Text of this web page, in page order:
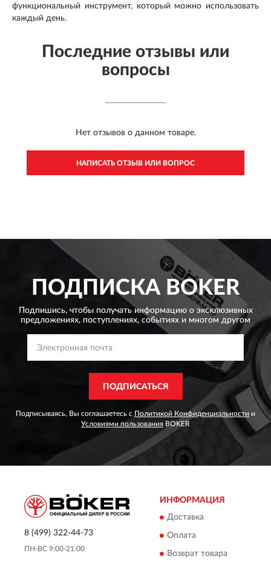
функциональный инструмент, который можно использовать
каждый день.
Последние отзывы или
вопросы
Нет отзывов о данном товаре.
НАПИСАТЬ ОТЗЫВ ИЛИ ВОПРОС
ПОДПИСКА BOKER
Подпишись, чтобы получать информацию о эксклюзивных
предложениях, поступлениях, событиях и многом другом
ПОДПИСАТЬСЯ
Подписываясь, Вы соглашаетесь с Политикой Конфиденциальности и
Условиями пользования BOKER
8 (499) 322-44-73
ПН-ВС 9:00-21:00
ИНФОРМАЦИЯ
Доставка
Оплата
Возврат товара